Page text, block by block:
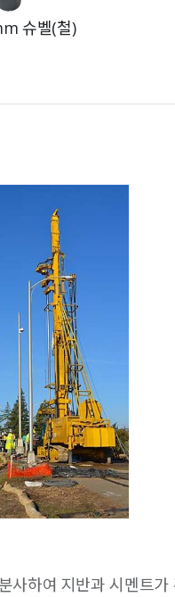
슈벨(철)
하여 지반과 시멘트